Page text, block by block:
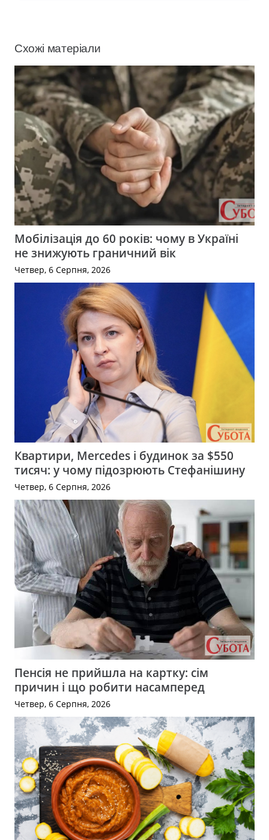
Схожі матеріали
Мобілізація до 60 років: чому в Україні
не знижують граничний вік
Четвер, 6 Серпня, 2026
Квартири, Mercedes і будинок за $550
тисяч: у чому підозрюють Стефанішину
Четвер, 6 Серпня, 2026
Пенсія не прийшла на картку: сім
причин і що робити насамперед
Четвер, 6 Серпня, 2026